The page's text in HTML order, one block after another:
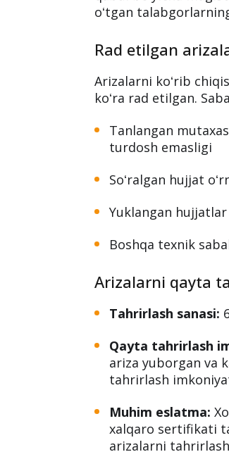
oʻtgan
Rad etilgan
Arizalarni koʻrib
koʻra rad etilgan.
Tanlangan
turdosh emasligi
Soʻralgan hujjat
Yuklangan
Boshqa texnik
Arizalarni qayta
Tahrirlash sanasi:
Qayta tahrirlash
ariza yuborgan va
tahrirlash
Muhim eslatma:
xalqaro sertifikati
arizalarni